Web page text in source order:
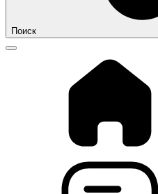
Поиск